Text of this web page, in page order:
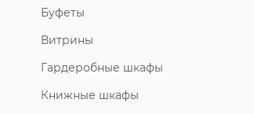
Буфеты
Витрины
Гардеробные шкафы
Книжные шкафы